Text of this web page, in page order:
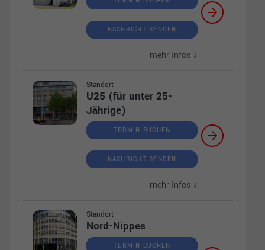
NACHRICHT SENDEN
mehr Infos ↓
Standort
U25 (für unter 25-
Jährige)
TERMIN BUCHEN
NACHRICHT SENDEN
mehr Infos ↓
Standort
Nord-Nippes
TERMIN BUCHEN